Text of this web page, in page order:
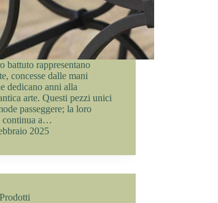
battuto rappresentano
concesse dalle mani
dedicano anni alla
arte. Questi pezzi unici
passeggere; la loro
continua a…
2025
Prodotti